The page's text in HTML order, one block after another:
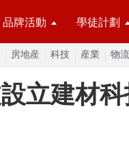
品牌活動 學徒計劃
房地産 科技 産業 物流
立建材科